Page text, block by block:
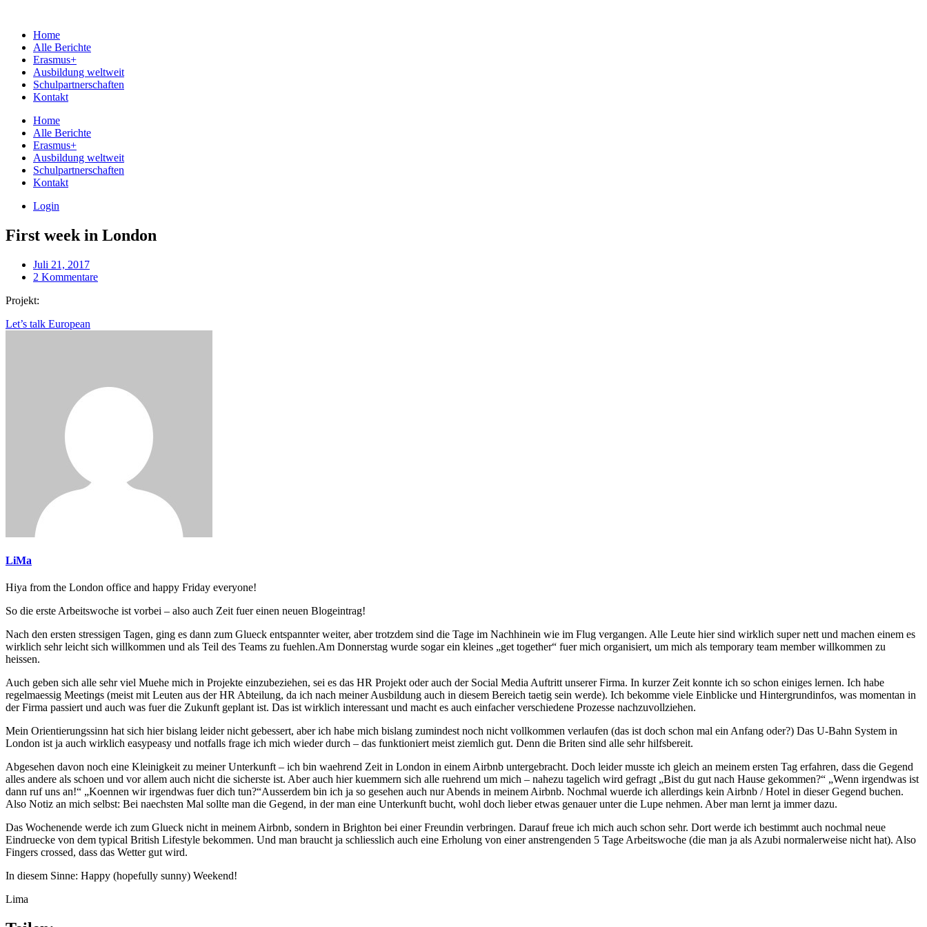
Home
Alle Berichte
Erasmus+
Ausbildung weltweit
Schulpartnerschaften
Kontakt
Home
Alle Berichte
Erasmus+
Ausbildung weltweit
Schulpartnerschaften
Kontakt
Login
First week in London
Juli 21, 2017
2 Kommentare
Projekt:
Let’s talk European
LiMa
Hiya from the London office and happy Friday everyone!
So die erste Arbeitswoche ist vorbei – also auch Zeit fuer einen neuen Blogeintrag!
Nach den ersten stressigen Tagen, ging es dann zum Glueck entspannter weiter, aber trotzdem sind die Tage im Nachhinein wie im Flug vergangen. Alle Leute hier sind wirklich super nett und machen einem es
wirklich sehr leicht sich willkommen und als Teil des Teams zu fuehlen.Am Donnerstag wurde sogar ein kleines „get together“ fuer mich organisiert, um mich als temporary team member willkommen zu
heissen.
Auch geben sich alle sehr viel Muehe mich in Projekte einzubeziehen, sei es das HR Projekt oder auch der Social Media Auftritt unserer Firma. In kurzer Zeit konnte ich so schon einiges lernen. Ich habe
regelmaessig Meetings (meist mit Leuten aus der HR Abteilung, da ich nach meiner Ausbildung auch in diesem Bereich taetig sein werde). Ich bekomme viele Einblicke und Hintergrundinfos, was momentan in
der Firma passiert und auch was fuer die Zukunft geplant ist. Das ist wirklich interessant und macht es auch einfacher verschiedene Prozesse nachzuvollziehen.
Mein Orientierungssinn hat sich hier bislang leider nicht gebessert, aber ich habe mich bislang zumindest noch nicht vollkommen verlaufen (das ist doch schon mal ein Anfang oder?) Das U-Bahn System in
London ist ja auch wirklich easypeasy und notfalls frage ich mich wieder durch – das funktioniert meist ziemlich gut. Denn die Briten sind alle sehr hilfsbereit.
Abgesehen davon noch eine Kleinigkeit zu meiner Unterkunft – ich bin waehrend Zeit in London in einem Airbnb untergebracht. Doch leider musste ich gleich an meinem ersten Tag erfahren, dass die Gegend
alles andere als schoen und vor allem auch nicht die sicherste ist. Aber auch hier kuemmern sich alle ruehrend um mich – nahezu tagelich wird gefragt „Bist du gut nach Hause gekommen?“ „Wenn irgendwas ist
dann ruf uns an!“ „Koennen wir irgendwas fuer dich tun?“Ausserdem bin ich ja so gesehen auch nur Abends in meinem Airbnb. Nochmal wuerde ich allerdings kein Airbnb / Hotel in dieser Gegend buchen.
Also Notiz an mich selbst: Bei naechsten Mal sollte man die Gegend, in der man eine Unterkunft bucht, wohl doch lieber etwas genauer unter die Lupe nehmen. Aber man lernt ja immer dazu.
Das Wochenende werde ich zum Glueck nicht in meinem Airbnb, sondern in Brighton bei einer Freundin verbringen. Darauf freue ich mich auch schon sehr. Dort werde ich bestimmt auch nochmal neue
Eindruecke von dem typical British Lifestyle bekommen. Und man braucht ja schliesslich auch eine Erholung von einer anstrengenden 5 Tage Arbeitswoche (die man ja als Azubi normalerweise nicht hat). Also
Fingers crossed, dass das Wetter gut wird.
In diesem Sinne: Happy (hopefully sunny) Weekend!
Lima